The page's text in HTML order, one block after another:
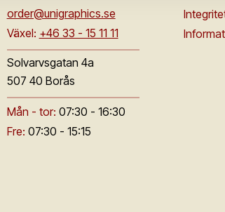
order@unigraphics.se
Växel: +46 33 - 15 11 11
Solvarvsgatan 4a
507 40 Borås
Mån - tor: 07:30 - 16:30
Fre: 07:30 - 15:15